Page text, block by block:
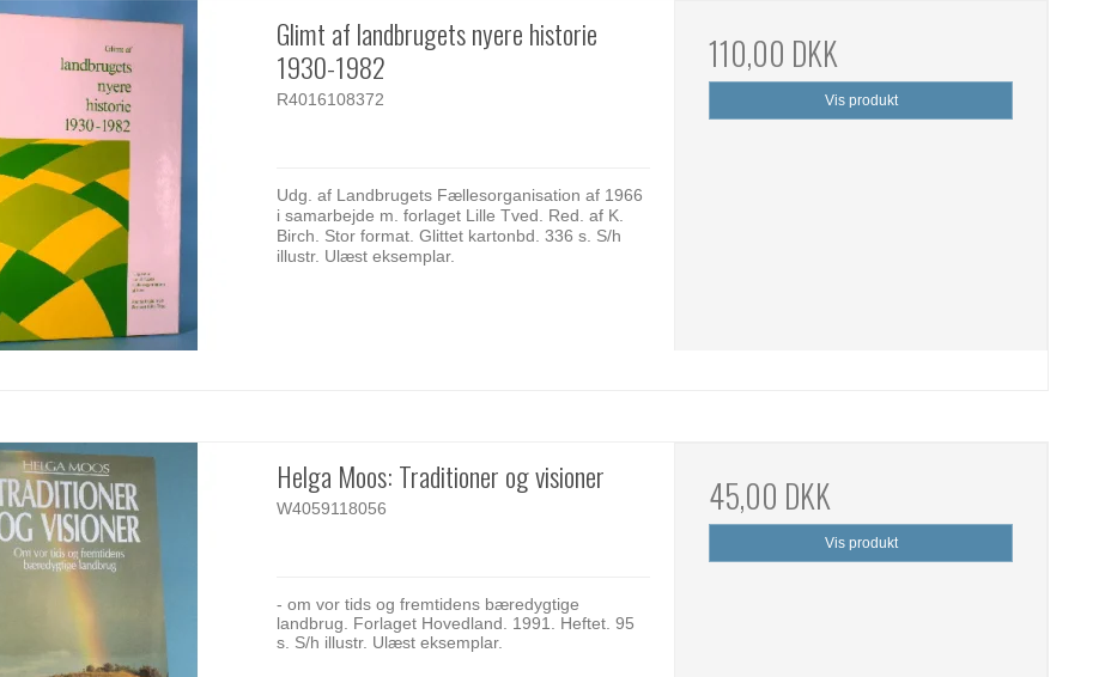
Glimt af landbrugets nyere historie
1930-1982
R4016108372
Udg. af Landbrugets Fællesorganisation af 1966
i samarbejde m. forlaget Lille Tved. Red. af K.
Birch. Stor format. Glittet kartonbd. 336 s. S/h
illustr. Ulæst eksemplar.
110,00 DKK
Vis produkt
Helga Moos: Traditioner og visioner
W4059118056
- om vor tids og fremtidens bæredygtige
landbrug. Forlaget Hovedland. 1991. Heftet. 95
s. S/h illustr. Ulæst eksemplar.
45,00 DKK
Vis produkt